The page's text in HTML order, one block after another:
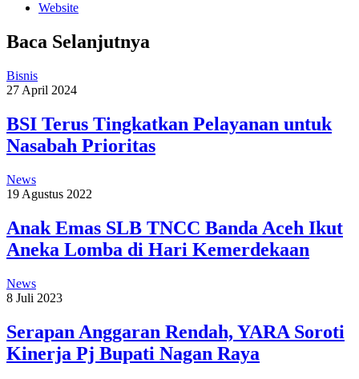
Website
Baca Selanjutnya
Bisnis
27 April 2024
BSI Terus Tingkatkan Pelayanan untuk
Nasabah Prioritas
News
19 Agustus 2022
Anak Emas SLB TNCC Banda Aceh Ikut
Aneka Lomba di Hari Kemerdekaan
News
8 Juli 2023
Serapan Anggaran Rendah, YARA Soroti
Kinerja Pj Bupati Nagan Raya